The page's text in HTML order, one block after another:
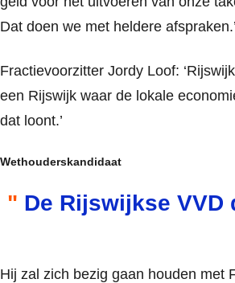
Dat doen we met heldere
Fractievoorzitter Jordy Loof:
een Rijswijk waar de lokale
dat loont.’
Wethouderskandidaat
De Rijswijkse VVD
Hij zal zich bezig gaan houden met